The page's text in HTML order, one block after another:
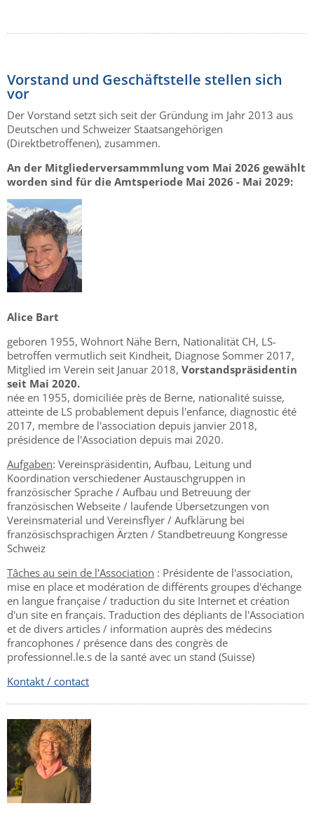
Vorstand und Geschäftstelle stellen sich
vor
Der Vorstand setzt sich seit der Gründung im Jahr 2013 aus
Deutschen und Schweizer Staatsangehörigen
(Direktbetroffenen), zusammen.
An der Mitgliederversammmlung vom Mai 2026 gewählt
worden sind für die Amtsperiode Mai 2026 - Mai 2029:
Alice Bart
geboren 1955, Wohnort Nähe Bern, Nationalität CH, LS-
betroffen vermutlich seit Kindheit, Diagnose Sommer 2017,
Mitglied im Verein seit Januar 2018, Vorstandspräsidentin
seit Mai 2020.
née en 1955, domiciliée près de Berne, nationalité suisse,
atteinte de LS probablement depuis l'enfance, diagnostic été
2017, membre de l'association depuis janvier 2018,
présidence de l'Association depuis mai 2020.
Aufgaben: Vereinspräsidentin, Aufbau, Leitung und
Koordination verschiedener Austauschgruppen in
französischer Sprache / Aufbau und Betreuung der
französischen Webseite / laufende Übersetzungen von
Vereinsmaterial und Vereinsflyer / Aufklärung bei
französischsprachigen Ärzten / Standbetreuung Kongresse
Schweiz
Tâches au sein de l'Association : Présidente de l'association,
mise en place et modération de différents groupes d'échange
en langue française / traduction du site Internet et création
d'un site en français. Traduction des dépliants de l'Association
et de divers articles / information auprès des médecins
francophones / présence dans des congrès de
professionnel.le.s de la santé avec un stand (Suisse)
Kontakt / contact